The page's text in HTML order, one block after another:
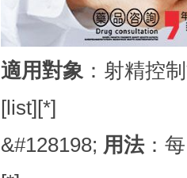
適用對象 ：射精控
[list][*]
&#128198; 用法：